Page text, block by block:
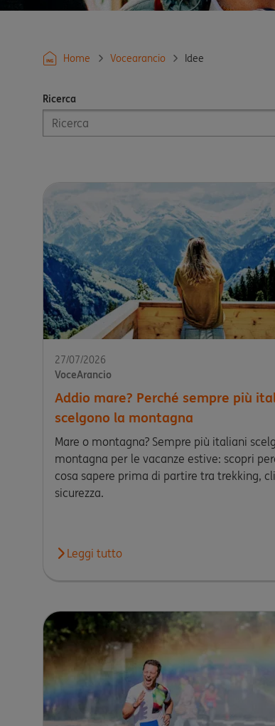
Home Vocearancio Idee
Ricerca
Inserisci un termine di ricerca
27/07/2026
VoceArancio
Addio mare? Perché sempre più
scelgono la montagna
Mare o montagna? Sempre più italiani
montagna per le vacanze estive: scopri
cosa sapere prima di partire tra trekking,
sicurezza.
Leggi tutto
Leggi l'articolo Addio mare? Perché